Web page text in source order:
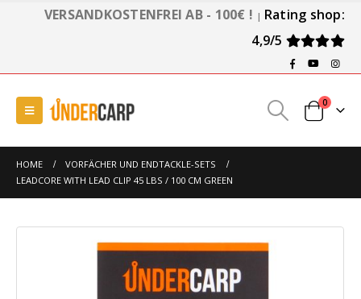
VERSANDKOSTENFREI AB - 100€ ! | Rating shop:
4,9/5
0
HOME
VORFÄCHER UND ENDTACKLE-SETS
LEADCORE WITH LEAD CLIP 45 LBS / 100 CM GREEN